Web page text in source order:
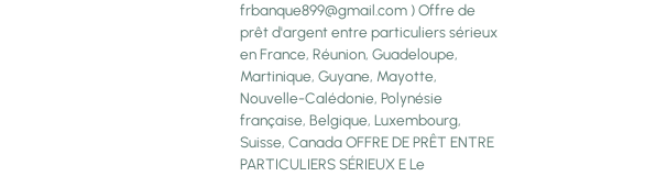
frbanque899@gmail.com ) Offre de
prêt d'argent entre particuliers sérieux
en France, Réunion, Guadeloupe,
Martinique, Guyane, Mayotte,
Nouvelle-Calédonie, Polynésie
française, Belgique, Luxembourg,
Suisse, Canada OFFRE DE PRÊT ENTRE
PARTICULIERS SÉRIEUX E Le